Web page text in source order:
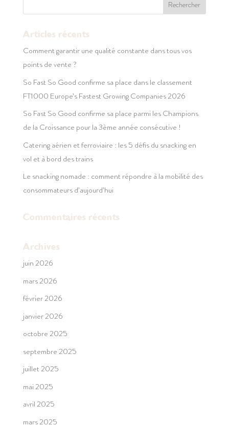
Articles récents
Comment garantir une qualité constante dans tous vos
points de vente ?
So Fast So Good confirme sa place dans le classement
FT1000 Europe’s Fastest Growing Companies 2026
So Fast So Good confirme sa place parmi les Champions
de la Croissance pour la 3ème année consécutive !
Catering aérien et ferroviaire : les 5 défis du snacking en
vol et à bord des trains
Le snacking nomade : comment répondre à la mobilité des
consommateurs d’aujourd’hui
Commentaires récents
Archives
juin 2026
mars 2026
février 2026
janvier 2026
octobre 2025
septembre 2025
juillet 2025
mai 2025
avril 2025
mars 2025